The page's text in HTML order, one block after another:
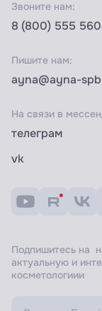
Звоните нам:
8 (800) 555
Пишите нам:
ayna@ayna-
На связи в
телеграм
vk
Подпишитесь на
актуальную и
косметологиии